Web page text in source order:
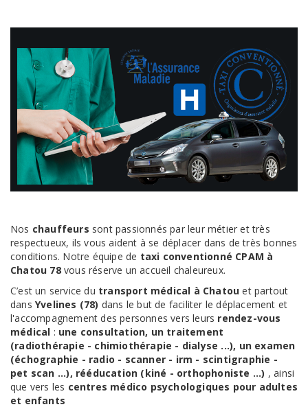
Nos chauffeurs sont passionnés par leur métier et très
respectueux, ils vous aident à se déplacer dans de très bonnes
conditions. Notre équipe de taxi conventionné CPAM à
Chatou 78vous réserve un accueil chaleureux.
C’est un service du transport médical à Chatouet partout
dans Yvelines (78) dans le but de faciliter le déplacement et
l'accompagnement des personnes vers leurs rendez-vous
médical : une consultation, un traitement
(radiothérapie - chimiothérapie - dialyse ...), un examen
(échographie - radio - scanner - irm - scintigraphie -
pet scan ...), rééducation (kiné - orthophoniste ...) , ainsi
que vers les centres médico psychologiques pour adultes
et enfants